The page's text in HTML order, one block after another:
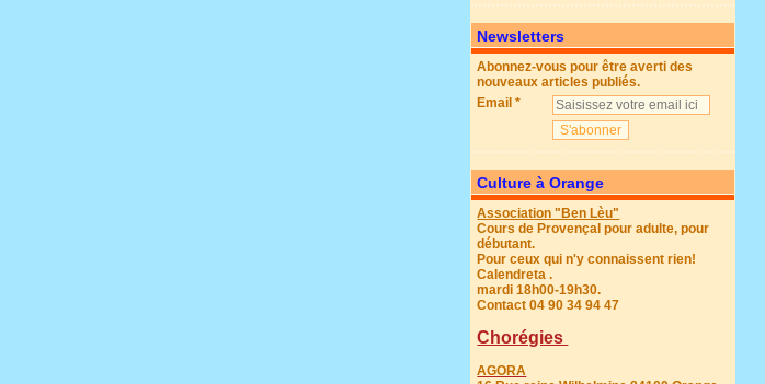
Newsletters
Abonnez-vous pour être averti des
nouveaux articles publiés.
Email
Culture à Orange
Association "Ben Lèu"
Cours de Provençal pour adulte, pour
débutant.
Pour ceux qui n'y connaissent rien!
Calendreta .
mardi 18h00-19h30.
Contact 04 90 34 94 47
Chorégies
AGORA